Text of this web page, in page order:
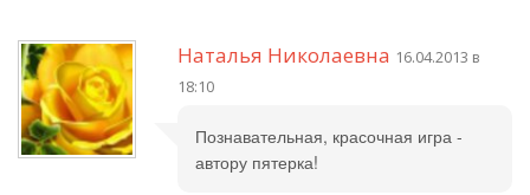
Наталья Николаевна 16.04.2013 в
18:10
Познавательная, красочная игра -
автору пятерка!